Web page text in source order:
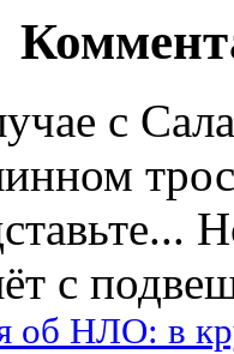
с
с
об НЛО: в